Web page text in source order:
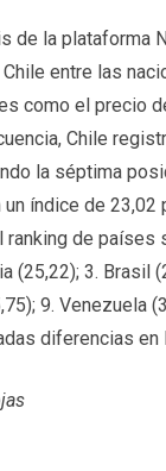
de la plataforma
Chile entre las
como el precio
Chile
la séptima
índice de
ranking de
(25,22); 3. Brasil
9. Venezuela
diferencias